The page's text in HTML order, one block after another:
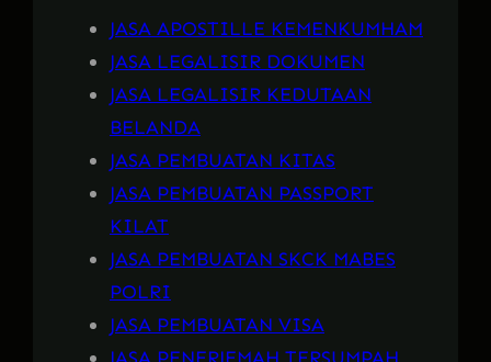
JASA APOSTILLE KEMENKUMHAM
JASA LEGALISIR DOKUMEN
JASA LEGALISIR KEDUTAAN
BELANDA
JASA PEMBUATAN KITAS
JASA PEMBUATAN PASSPORT
KILAT
JASA PEMBUATAN SKCK MABES
POLRI
JASA PEMBUATAN VISA